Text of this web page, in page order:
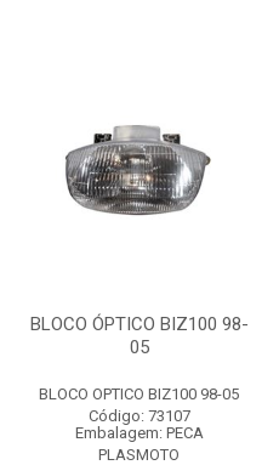
BLOCO ÓPTICO BIZ100 98-
05
BLOCO OPTICO BIZ100 98-05
Código: 73107
Embalagem: PECA
PLASMOTO